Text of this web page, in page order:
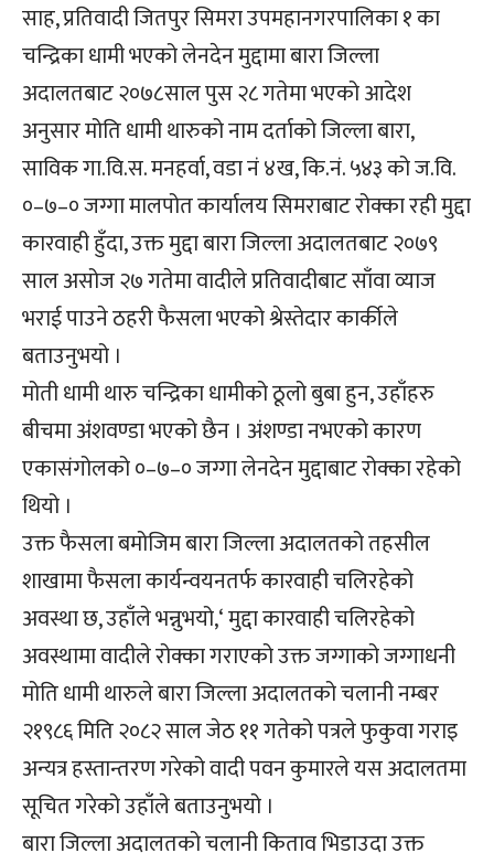
साह, प्रतिवादी जितपुर सिमरा उपमहानगरपालिका १ का
चन्द्रिका धामी भएको लेनदेन मुद्दामा बारा जिल्ला
अदालतबाट २०७८साल पुस २८ गतेमा भएको आदेश
अनुसार मोति धामी थारुको नाम दर्ताको जिल्ला बारा,
साविक गा.वि.स. मनहर्वा, वडा नं ४ख, कि.नं. ५४३ को ज.वि.
०–७–० जग्गा मालपोत कार्यालय सिमराबाट रोक्का रही मुद्दा
कारवाही हुँदा, उक्त मुद्दा बारा जिल्ला अदालतबाट २०७९
साल असोज २७ गतेमा वादीले प्रतिवादीबाट साँवा व्याज
भराई पाउने ठहरी फैसला भएको श्रेस्तेदार कार्कीले
बताउनुभयो ।
मोती धामी थारु चन्द्रिका धामीको ठूलो बुबा हुन, उहाँहरु
बीचमा अंशवण्डा भएको छैन । अंशण्डा नभएको कारण
एकासंगोलको ०–७–० जग्गा लेनदेन मुद्दाबाट रोक्का रहेको
थियो ।
उक्त फैसला बमोजिम बारा जिल्ला अदालतको तहसील
शाखामा फैसला कार्यन्वयनतर्फ कारवाही चलिरहेको
अवस्था छ, उहाँले भन्नुभयो,‘ मुद्दा कारवाही चलिरहेको
अवस्थामा वादीले रोक्का गराएको उक्त जग्गाको जग्गाधनी
मोति धामी थारुले बारा जिल्ला अदालतको चलानी नम्बर
२१९८६ मिति २०८२ साल जेठ ११ गतेको पत्रले फुकुवा गराइ
अन्यत्र हस्तान्तरण गरेको वादी पवन कुमारले यस अदालतमा
सूचित गरेको उहाँले बताउनुभयो ।
बारा जिल्ला अदालतको चलानी किताव भिडाउदा उक्त